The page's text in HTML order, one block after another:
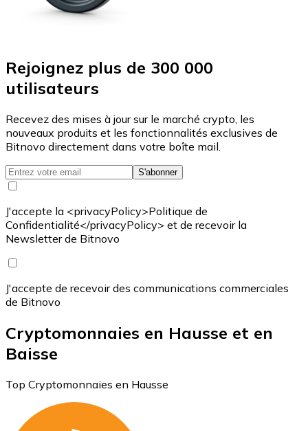
Rejoignez plus de 300 000
utilisateurs
Recevez des mises à jour sur le marché crypto, les
nouveaux produits et les fonctionnalités exclusives de
Bitnovo directement dans votre boîte mail.
S'abonner
J'accepte la <privacyPolicy>Politique de
Confidentialité</privacyPolicy> et de recevoir la
Newsletter de Bitnovo
J'accepte de recevoir des communications commerciales
de Bitnovo
Cryptomonnaies en Hausse et en
Baisse
Top Cryptomonnaies en Hausse